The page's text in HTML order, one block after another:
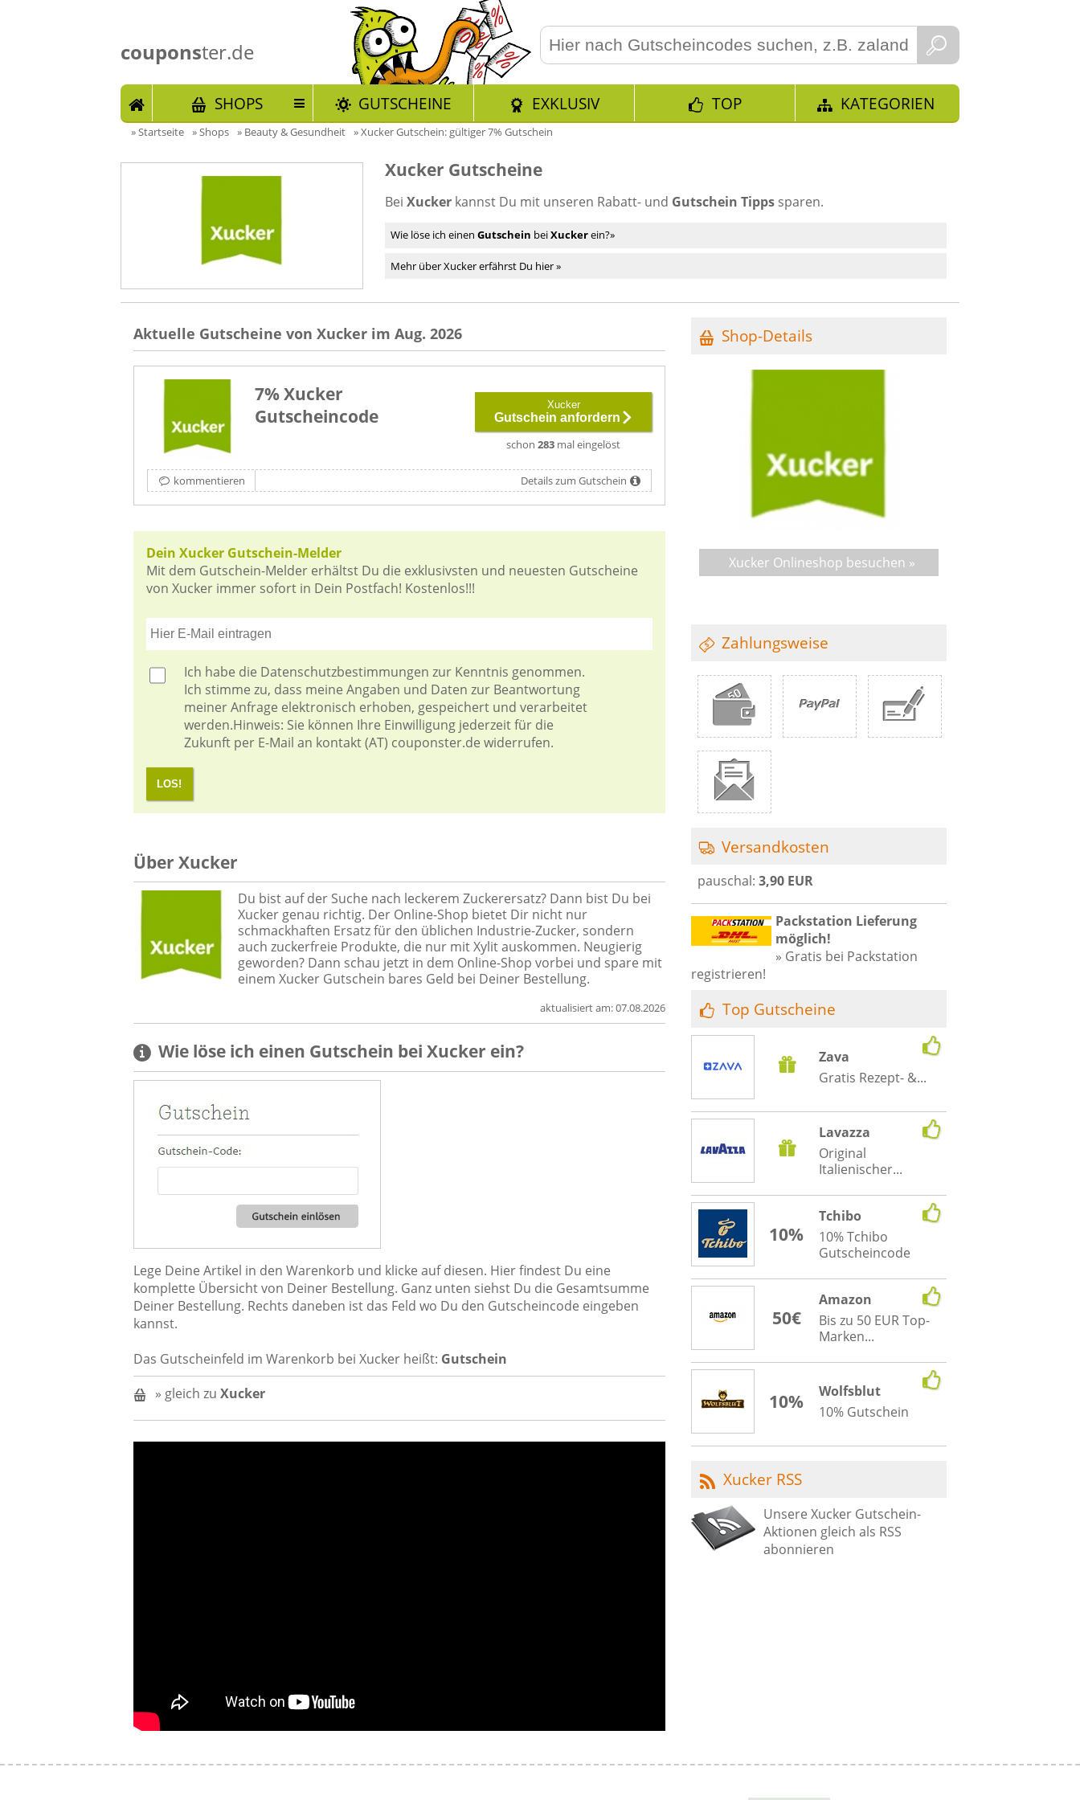
couponster.de
START SHOPS GUTSCHEINE EXKLUSIV TOP KATEGORIEN
»Startseite »Shops » Beauty & Gesundheit »Xucker Gutschein: gültiger 7% Gutschein
Xucker Gutscheine
BeiXucker kannst Du mit unseren Rabatt- und Gutschein Tipps sparen.
Wie löse ich einen Gutschein beiXuckerein?»
Mehr über Xucker erfährst Du hier »
Aktuelle Gutscheine von Xucker im Aug. 2026
7% Xucker
Gutscheincode
Xucker
Gutschein anfordern
schon 283 mal eingelöst
kommentieren Details zum Gutschein
Dein Xucker Gutschein-Melder
Mit dem Gutschein-Melder erhältst Du die exklusivsten und neuesten Gutscheine
von Xucker immer sofort in Dein Postfach! Kostenlos!!!
Ich habe die Datenschutzbestimmungen zur Kenntnis genommen.
Ich stimme zu, dass meine Angaben und Daten zur Beantwortung
meiner Anfrage elektronisch erhoben, gespeichert und verarbeitet
werden.Hinweis: Sie können Ihre Einwilligung jederzeit für die
Zukunft per E-Mail an kontakt (AT) couponster.de widerrufen.
LOS!
Über Xucker
Du bist auf der Suche nach leckerem Zuckerersatz? Dann bist Du bei
Xucker genau richtig. Der Online-Shop bietet Dir nicht nur
schmackhaften Ersatz für den üblichen Industrie-Zucker, sondern
auch zuckerfreie Produkte, die nur mit Xylit auskommen. Neugierig
geworden? Dann schau jetzt in dem Online-Shop vorbei und spare mit
einem Xucker Gutschein bares Geld bei Deiner Bestellung.
aktualisiert am:07.08.2026
Wie löse ich einen Gutschein beiXucker ein?
Lege Deine Artikel in den Warenkorb und klicke auf diesen. Hier findest Du eine
komplette Übersicht von Deiner Bestellung. Ganz unten siehst Du die Gesamtsumme
Deiner Bestellung. Rechts daneben ist das Feld wo Du den Gutscheincode eingeben
kannst.
Das Gutscheinfeld im Warenkorb bei Xucker heißt: Gutschein
» gleich zuXucker
Shop-Details
Xucker Onlineshop besuchen »
Zahlungsweise
Versandkosten
pauschal: 3,90 EUR
Packstation Lieferung
möglich!
» Gratis bei Packstation
registrieren!
Top Gutscheine
Zava
Gratis Rezept- &...
Lavazza
Original
Italienischer...
10%
Tchibo
10% Tchibo
Gutscheincode
50€
Amazon
Bis zu 50 EUR Top-
Marken...
10%
Wolfsblut
10% Gutschein
Xucker RSS
Unsere Xucker Gutschein-
Aktionen gleich als RSS
abonnieren